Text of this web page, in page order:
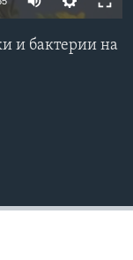
и бактерии на